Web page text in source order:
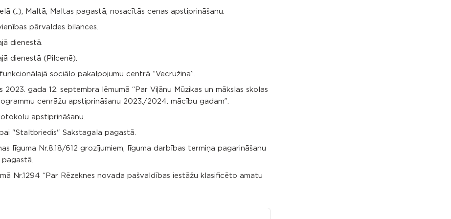
(..), Maltā, Maltas pagastā, nosacītās cenas apstiprināšanu.
pārvaldes bilances.
dienestā.
dienestā (Pilcenē).
sociālo pakalpojumu centrā “Vecružina”.
gada 12. septembra lēmumā “Par Viļānu Mūzikas un mākslas skolas
cenrāžu apstiprināšanu 2023./2024. mācību gadam”.
apstiprināšanu.
"Staltbriedis" Sakstagala pagastā.
līguma Nr.8.18/612 grozījumiem, līguma darbības termiņa pagarināšanu
Nr.1294 “Par Rēzeknes novada pašvaldības iestāžu klasificēto amatu